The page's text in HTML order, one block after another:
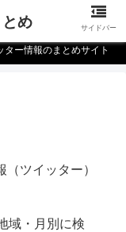
ー情報のまとめサイト
ツイッター）
域・月別に検
め サイドバー